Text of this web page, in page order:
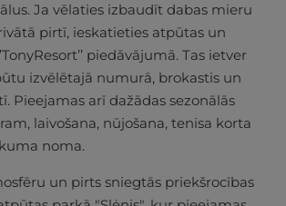
Ja vēlaties izbaudīt dabas mieru
pirtī, ieskatieties atpūtas un
piedāvājumā. Tas ietver
izvēlētajā numurā, brokastis un
Pieejamas arī dažādas sezonālās
laivošana, nūjošana, tenisa korta
noma.
un pirts sniegtās priekšrocības